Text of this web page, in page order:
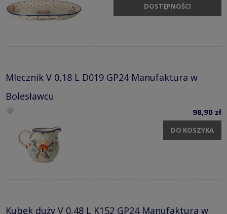
DOSTĘPNOŚCI
Mlecznik V 0,18 L D019 GP24 Manufaktura w
Bolesławcu
98,90 zł
DO KOSZYKA
Kubek duży V 0,48 L K152 GP24 Manufaktura w